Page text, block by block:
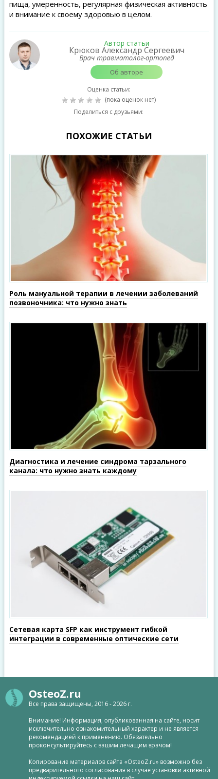
пища, умеренность, регулярная физическая активность
и внимание к своему здоровью в целом.
Автор статьи
Крюков Александр Сергеевич
Врач травматолог-ортопед
Об авторе
Оценка статьи:
(пока оценок нет)
Поделиться с друзьями:
ПОХОЖИЕ СТАТЬИ
Роль мануальной терапии в лечении заболеваний
позвоночника: что нужно знать
Диагностика и лечение синдрома тарзального
канала: что нужно знать каждому
Сетевая карта SFP как инструмент гибкой
интеграции в современные оптические сети
OsteoZ.ru
Все права защищены, 2016 - 2026 г.
Внимание! Информация, опубликованная на сайте, носит
исключительно ознакомительный характер и не является
рекомендацией к применению. Обязательно
проконсультируйтесь с вашим лечащим врачом!
Копирование материалов сайта «OsteoZ.ru» возможно без
предварительного согласования в случае установки активной